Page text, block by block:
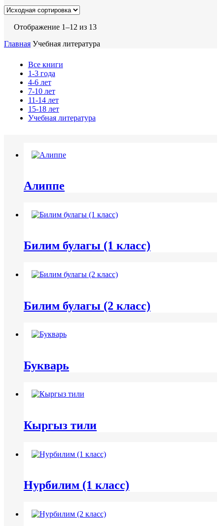
Отображение 1–12 из 13
Главная Учебная литература
Все книги
1-3 года
4-6 лет
7-10 лет
11-14 лет
15-18 лет
Учебная литература
Алиппе
Билим булагы (1 класс)
Билим булагы (2 класс)
Букварь
Кыргыз тили
Нурбилим (1 класс)